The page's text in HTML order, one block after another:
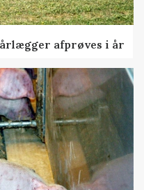
afprøves i år